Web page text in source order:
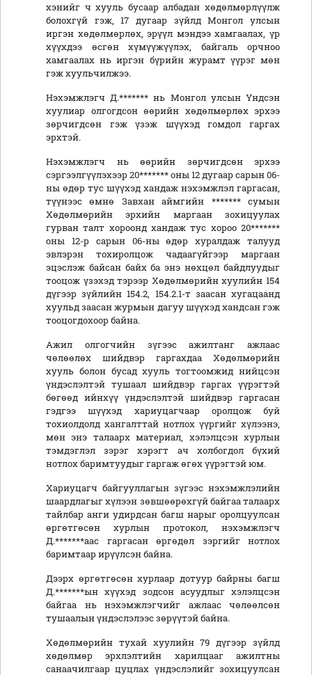
хэнийг ч хууль бусаар албадан хөдөлмөрлүүлж
болохгүй гэж, 17 дугаар зүйлд Монгол улсын
иргэн хөдөлмөрлөх, эрүүл мэндээ хамгаалах, үр
хүүхдээ өсгөн хүмүүжүүлэх, байгаль орчноо
хамгаалах нь иргэн бүрийн журамт үүрэг мөн
гэж хуульчилжээ.
Нэхэмжлэгч Д.******* нь Монгол улсын Үндсэн
хуулиар олгогдсон өөрийн хөдөлмөрлөх эрхээ
зөрчигдсөн гэж үзэж шүүхэд гомдол гаргах
эрхтэй.
Нэхэмжлэгч нь өөрийн зөрчигдсөн эрхээ
сэргээлгүүлэхээр 20******* оны 12 дугаар сарын 06-
ны өдөр тус шүүхэд хандаж нэхэмжлэл гаргасан,
түүнээс өмнө Завхан аймгийн ******* сумын
Хөдөлмөрийн эрхийн маргаан зохицуулах
гурван талт хороонд хандаж тус хороо 20*******
оны 12-р сарын 06-ны өдөр хуралдаж талууд
эвлэрэн тохиролцож чадаагүйгээр маргаан
эцэслэж байсан байх ба энэ нөхцөл байдлуудыг
тооцож үзэхэд тэрээр Хөдөлмөрийн хуулийн 154
дүгээр зүйлийн 154.2, 154.2.1-т заасан хугацаанд
хуульд заасан журмын дагуу шүүхэд хандсан гэж
тооцогдохоор байна.
Ажил олгогчийн зүгээс ажилтанг ажлаас
чөлөөлөх шийдвэр гаргахдаа Хөдөлмөрийн
хууль болон бусад хууль тогтоомжид нийцсэн
үндэслэлтэй тушаал шийдвэр гаргах үүрэгтэй
бөгөөд ийнхүү үндэслэлтэй шийдвэр гаргасан
гэдгээ шүүхэд хариуцагчаар оролцож буй
тохиолдолд хангалттай нотлох үүргийг хүлээнэ,
мөн энэ талаарх материал, хэлэлцсэн хурлын
тэмдэглэл зэрэг хэрэгт ач холбогдол бүхий
нотлох баримтуудыг гаргаж өгөх үүрэгтэй юм.
Хариуцагч байгууллагын зүгээс нэхэмжлэлийн
шаардлагыг хүлээн зөвшөөрөхгүй байгаа талаарх
тайлбар анги удирдсан багш нарыг оролцуулсан
өргөтгөсөн хурлын протокол, нэхэмжлэгч
Д.*******аас гаргасан өргөдөл зэргийг нотлох
баримтаар ирүүлсэн байна.
Дээрх өргөтгөсөн хурлаар дотуур байрны багш
Д.*******ын хүүхэд зодсон асуудлыг хэлэлцсэн
байгаа нь нэхэмжлэгчийг ажлаас чөлөөлсөн
тушаалын үндэслэлээс зөрүүтэй байна.
Хөдөлмөрийн тухай хуулийн 79 дүгээр зүйлд
хөдөлмөр эрхлэлтийн харилцааг ажилтны
санаачилгаар цуцлах үндэслэлийг зохицуулсан